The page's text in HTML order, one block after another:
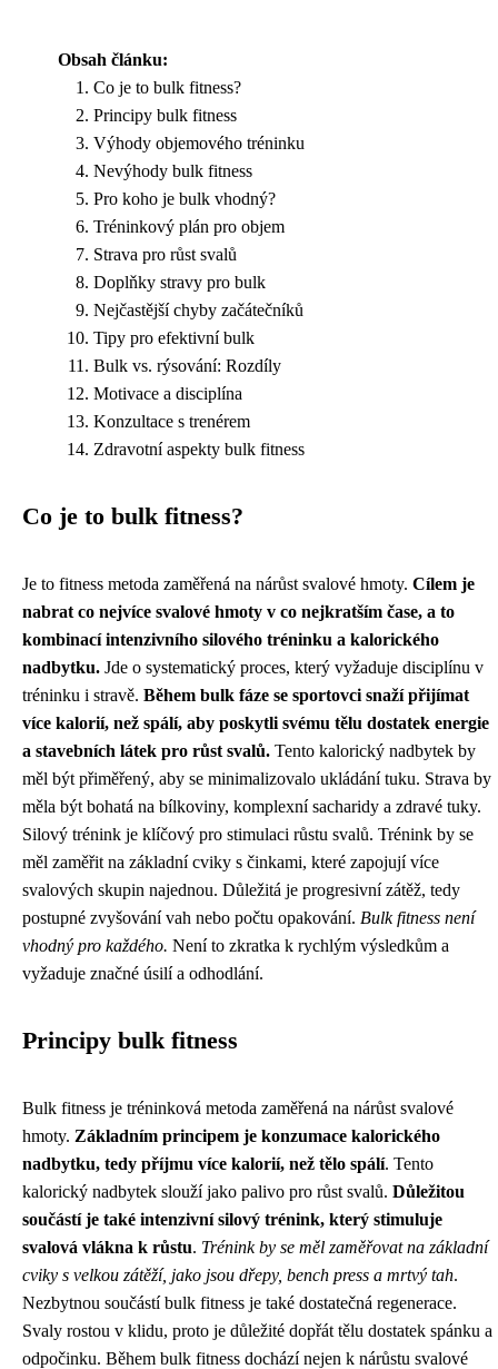
Obsah článku:
Co je to bulk fitness?
Principy bulk fitness
Výhody objemového tréninku
Nevýhody bulk fitness
Pro koho je bulk vhodný?
Tréninkový plán pro objem
Strava pro růst svalů
Doplňky stravy pro bulk
Nejčastější chyby začátečníků
Tipy pro efektivní bulk
Bulk vs. rýsování: Rozdíly
Motivace a disciplína
Konzultace s trenérem
Zdravotní aspekty bulk fitness
Co je to bulk fitness?
Je to fitness metoda zaměřená na nárůst svalové hmoty. Cílem je
nabrat co nejvíce svalové hmoty v co nejkratším čase, a to
kombinací intenzivního silového tréninku a kalorického
nadbytku. Jde o systematický proces, který vyžaduje disciplínu v
tréninku i stravě. Během bulk fáze se sportovci snaží přijímat
více kalorií, než spálí, aby poskytli svému tělu dostatek energie
a stavebních látek pro růst svalů. Tento kalorický nadbytek by
měl být přiměřený, aby se minimalizovalo ukládání tuku. Strava by
měla být bohatá na bílkoviny, komplexní sacharidy a zdravé tuky.
Silový trénink je klíčový pro stimulaci růstu svalů. Trénink by se
měl zaměřit na základní cviky s činkami, které zapojují více
svalových skupin najednou. Důležitá je progresivní zátěž, tedy
postupné zvyšování vah nebo počtu opakování. Bulk fitness není
vhodný pro každého. Není to zkratka k rychlým výsledkům a
vyžaduje značné úsilí a odhodlání.
Principy bulk fitness
Bulk fitness je tréninková metoda zaměřená na nárůst svalové
hmoty. Základním principem je konzumace kalorického
nadbytku, tedy příjmu více kalorií, než tělo spálí. Tento
kalorický nadbytek slouží jako palivo pro růst svalů. Důležitou
součástí je také intenzivní silový trénink, který stimuluje
svalová vlákna k růstu. Trénink by se měl zaměřovat na základní
cviky s velkou zátěží, jako jsou dřepy, bench press a mrtvý tah.
Nezbytnou součástí bulk fitness je také dostatečná regenerace.
Svaly rostou v klidu, proto je důležité dopřát tělu dostatek spánku a
odpočinku. Během bulk fitness dochází nejen k nárůstu svalové